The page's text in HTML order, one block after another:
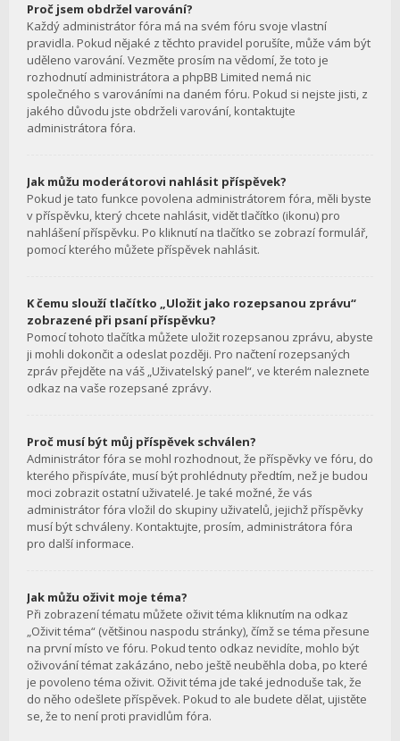
Proč jsem obdržel varování?
Každý administrátor fóra má na svém fóru svoje vlastní
pravidla. Pokud nějaké z těchto pravidel porušíte, může vám být
uděleno varování. Vezměte prosím na vědomí, že toto je
rozhodnutí administrátora a phpBB Limited nemá nic
společného s varováními na daném fóru. Pokud si nejste jisti, z
jakého důvodu jste obdrželi varování, kontaktujte
administrátora fóra.
Jak můžu moderátorovi nahlásit příspěvek?
Pokud je tato funkce povolena administrátorem fóra, měli byste
v příspěvku, který chcete nahlásit, vidět tlačítko (ikonu) pro
nahlášení příspěvku. Po kliknutí na tlačítko se zobrazí formulář,
pomocí kterého můžete příspěvek nahlásit.
K čemu slouží tlačítko „Uložit jako rozepsanou zprávu“
zobrazené při psaní příspěvku?
Pomocí tohoto tlačítka můžete uložit rozepsanou zprávu, abyste
ji mohli dokončit a odeslat později. Pro načtení rozepsaných
zpráv přejděte na váš „Uživatelský panel“, ve kterém naleznete
odkaz na vaše rozepsané zprávy.
Proč musí být můj příspěvek schválen?
Administrátor fóra se mohl rozhodnout, že příspěvky ve fóru, do
kterého přispíváte, musí být prohlédnuty předtím, než je budou
moci zobrazit ostatní uživatelé. Je také možné, že vás
administrátor fóra vložil do skupiny uživatelů, jejichž příspěvky
musí být schváleny. Kontaktujte, prosím, administrátora fóra
pro další informace.
Jak můžu oživit moje téma?
Při zobrazení tématu můžete oživit téma kliknutím na odkaz
„Oživit téma“ (většinou naspodu stránky), čímž se téma přesune
na první místo ve fóru. Pokud tento odkaz nevidíte, mohlo být
oživování témat zakázáno, nebo ještě neuběhla doba, po které
je povoleno téma oživit. Oživit téma jde také jednoduše tak, že
do něho odešlete příspěvek. Pokud to ale budete dělat, ujistěte
se, že to není proti pravidlům fóra.